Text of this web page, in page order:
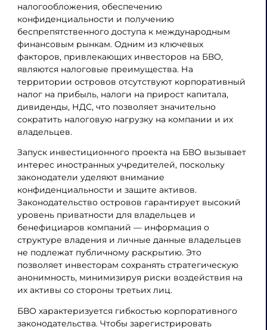
налогообложения, обеспечению
конфиденциальности и получению
беспрепятственного доступа к международным
финансовым рынкам. Одним из ключевых
факторов, привлекающих инвесторов на БВО,
являются налоговые преимущества. На
территории островов отсутствуют корпоративный
налог на прибыль, налоги на прирост капитала,
дивиденды, НДС, что позволяет значительно
сократить налоговую нагрузку на компании и их
владельцев.
Запуск инвестиционного проекта на БВО вызывает
интерес иностранных учредителей, поскольку
законодатели уделяют внимание
конфиденциальности и защите активов.
Законодательство островов гарантирует высокий
уровень приватности для владельцев и
бенефициаров компаний — информация о
структуре владения и личные данные владельцев
не подлежат публичному раскрытию. Это
позволяет инвесторам сохранять стратегическую
анонимность, минимизируя риски воздействия на
их активы со стороны третьих лиц.
БВО характеризуется гибкостью корпоративного
законодательства. Чтобы зарегистрировать